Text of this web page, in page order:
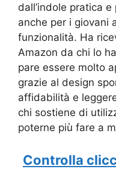
dall’indole pratica
anche per i giovani
funzionalità. Ha
Amazon da chi lo
pare essere molto
grazie al design
affidabilità e
chi sostiene di
poterne più fare a
Controlla